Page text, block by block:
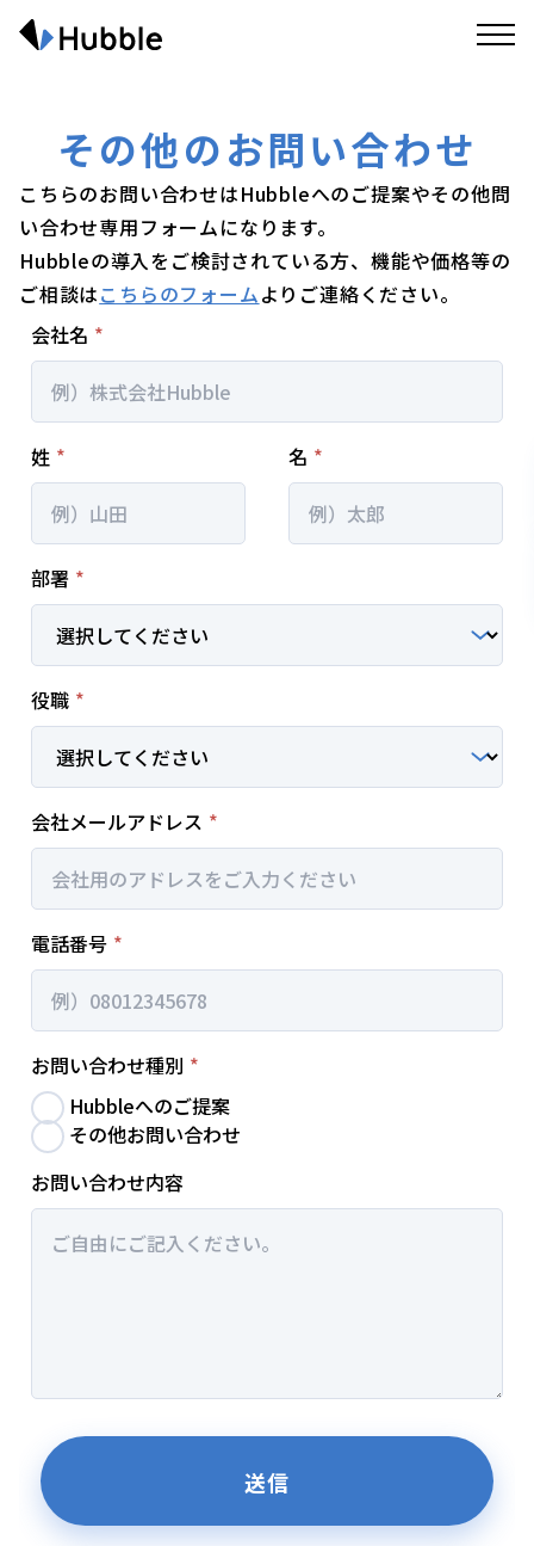
その他のお問い合わせ
こちらのお問い合わせはHubbleへのご提案やその他問
い合わせ専用フォームになります。
Hubbleの導入をご検討されている方、機能や価格等の
ご相談はこちらのフォームよりご連絡ください。